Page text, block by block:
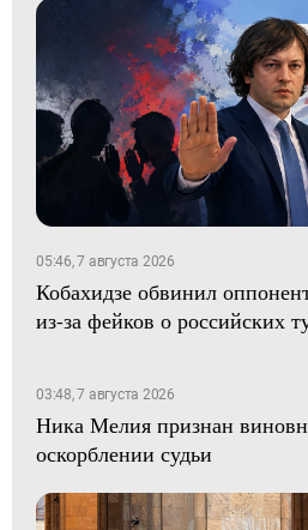
05:46, 7 августа 2026
Кобахидзе обвинил
из-за фейков о российских
03:48, 7 августа 2026
Ника Мелия признан
оскорблении судьи